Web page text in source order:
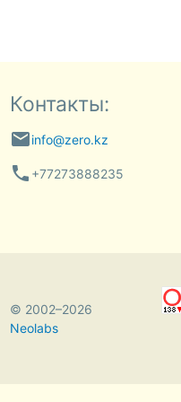
Контакты:
emailinfo@zero.kz
phone +77273888235
© 2002–2026
Neolabs